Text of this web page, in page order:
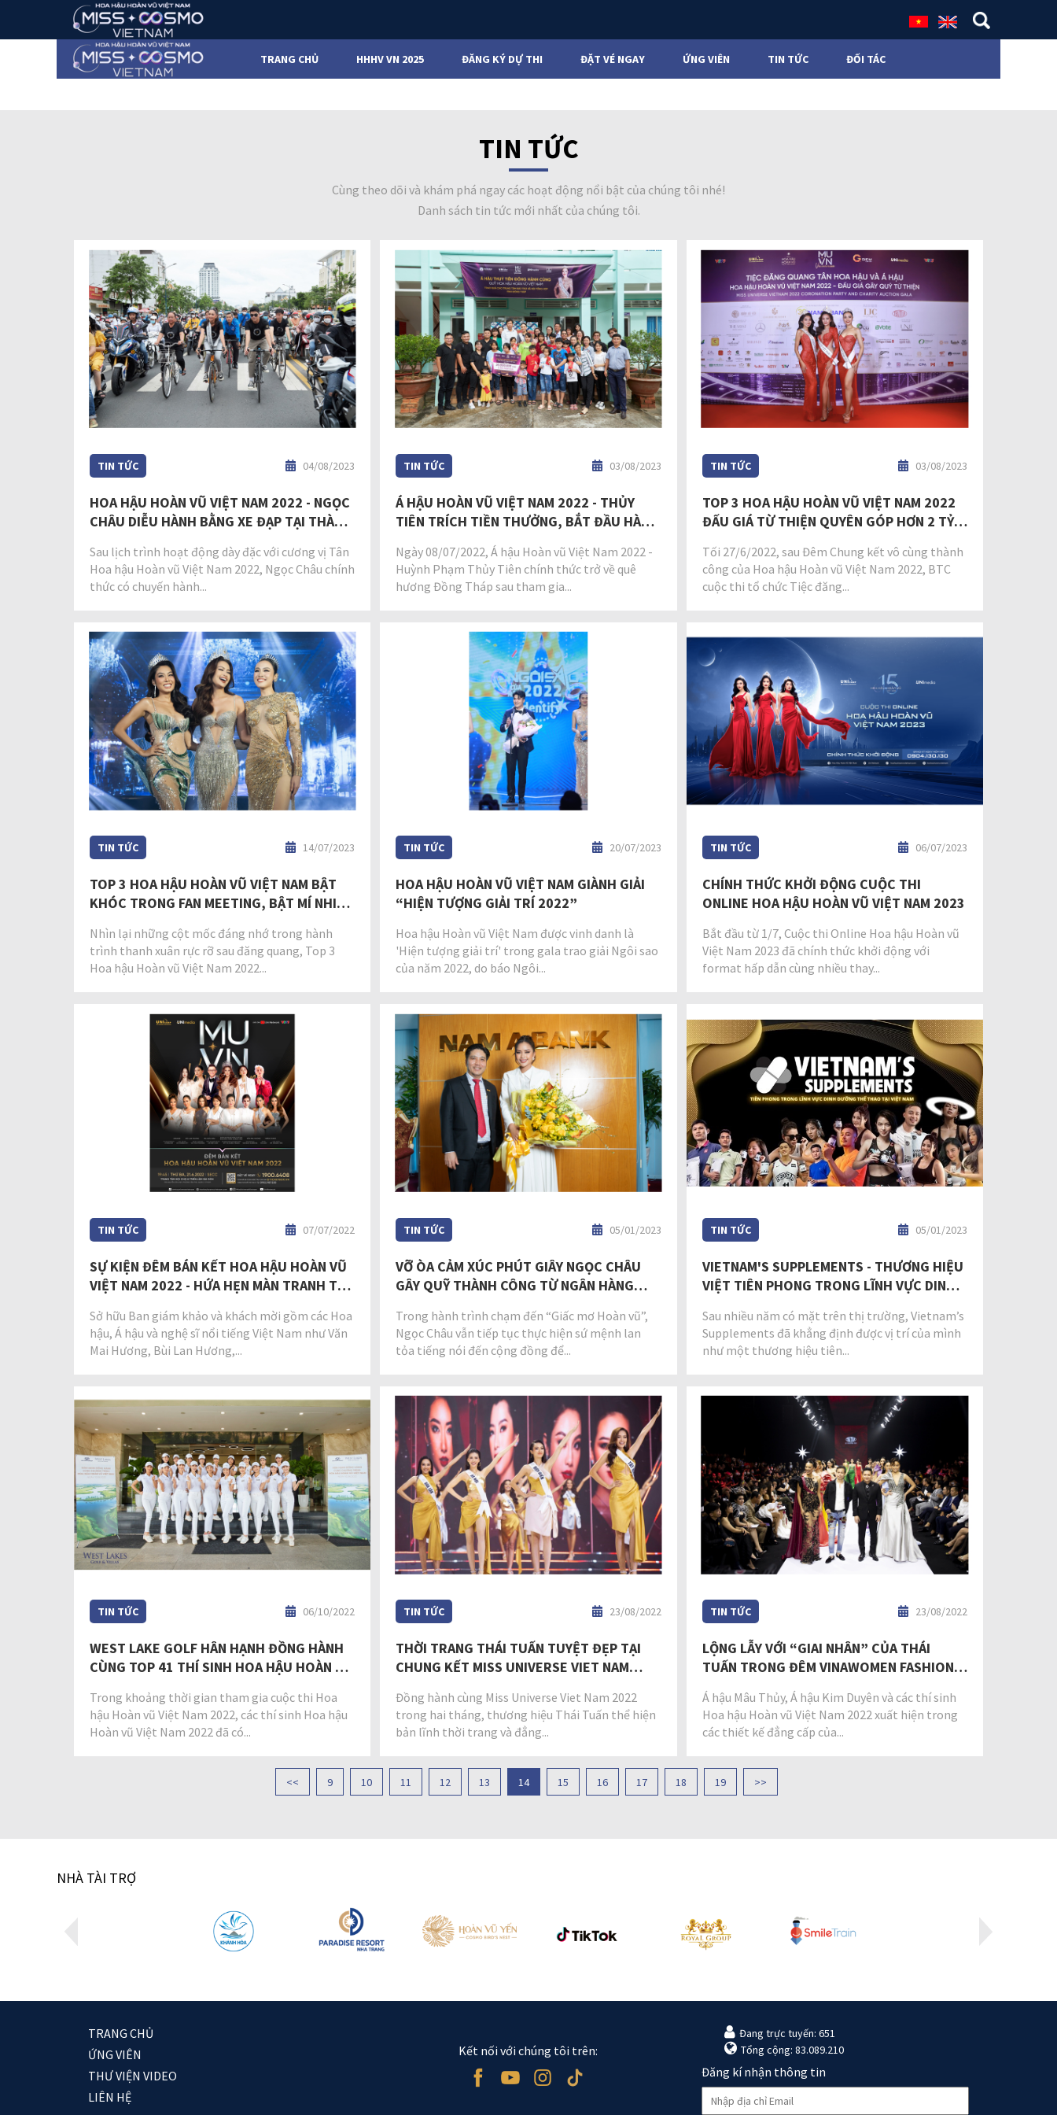
TRANG CHỦ HHHV VN 2025 ĐĂNG KÝ DỰ THI ĐẶT VÉ NGAY ỨNG VIÊN TIN TỨC ĐỐI TÁC
TIN TỨC
Cùng theo dõi và khám phá ngay các hoạt động nổi bật của chúng tôi nhé!
Danh sách tin tức mới nhất của chúng tôi.
TIN TỨC 04/08/2023
HOA HẬU HOÀN VŨ VIỆT NAM 2022 - NGỌC
CHÂU DIỄU HÀNH BẰNG XE ĐẠP TẠI THÀNH
BẢO VỆ MÔI TRƯỜNG
Sau lịch trình hoạt động dày đặc với cương vị Tân
Hoa hậu Hoàn vũ Việt Nam 2022, Ngọc Châu chính
thức có chuyến hành...
TIN TỨC 03/08/2023
Á HẬU HOÀN VŨ VIỆT NAM 2022 - THỦY
TIÊN TRÍCH TIỀN THƯỞNG, BẮT ĐẦU HÀNH
ĐỒNG THÁP
Ngày 08/07/2022, Á hậu Hoàn vũ Việt Nam 2022 -
Huỳnh Phạm Thủy Tiên chính thức trở về quê
hương Đồng Tháp sau tham gia...
TIN TỨC 03/08/2023
TOP 3 HOA HẬU HOÀN VŨ VIỆT NAM 2022
ĐẤU GIÁ TỪ THIỆN QUYÊN GÓP HƠN 2 TỶ
​Tối 27/6/2022, sau Đêm Chung kết vô cùng thành
công của Hoa hậu Hoàn vũ Việt Nam 2022, BTC
cuộc thi tổ chức Tiệc đăng...
TIN TỨC 14/07/2023
TOP 3 HOA HẬU HOÀN VŨ VIỆT NAM BẬT
KHÓC TRONG FAN MEETING, BẬT MÍ NHIỀU
Nhìn lại những cột mốc đáng nhớ trong hành
trình thanh xuân rực rỡ sau đăng quang, Top 3
Hoa hậu Hoàn vũ Việt Nam 2022...
TIN TỨC 20/07/2023
HOA HẬU HOÀN VŨ VIỆT NAM GIÀNH GIẢI
“HIỆN TƯỢNG GIẢI TRÍ 2022”
Hoa hậu Hoàn vũ Việt Nam được vinh danh là
'Hiện tượng giải trí' trong gala trao giải Ngôi sao
của năm 2022, do báo Ngôi...
TIN TỨC 06/07/2023
CHÍNH THỨC KHỞI ĐỘNG CUỘC THI
ONLINE HOA HẬU HOÀN VŨ VIỆT NAM 2023
Bắt đầu từ 1/7, Cuộc thi Online Hoa hậu Hoàn vũ
Việt Nam 2023 đã chính thức khởi động với
format hấp dẫn cùng nhiều thay...
TIN TỨC 07/07/2022
SỰ KIỆN ĐÊM BÁN KẾT HOA HẬU HOÀN VŨ
VIỆT NAM 2022 - HỨA HẸN MÀN TRANH TÀI
Sở hữu Ban giám khảo và khách mời gồm các Hoa
hậu, Á hậu và nghệ sĩ nổi tiếng Việt Nam như Văn
Mai Hương, Bùi Lan Hương,...
TIN TỨC 05/01/2023
VỠ ÒA CẢM XÚC PHÚT GIÂY NGỌC CHÂU
GÂY QUỸ THÀNH CÔNG TỪ NGÂN HÀNG
TRẺ EM DỊ TẬT BẨM SINH
Trong hành trình chạm đến “Giấc mơ Hoàn vũ”,
Ngọc Châu vẫn tiếp tục thực hiện sứ mệnh lan
tỏa tiếng nói đến cộng đồng để...
TIN TỨC 05/01/2023
VIETNAM'S SUPPLEMENTS - THƯƠNG HIỆU
VIỆT TIÊN PHONG TRONG LĨNH VỰC DINH
Sau nhiều năm có mặt trên thị trường, Vietnam’s
Supplements đã khẳng định được vị trí của mình
như một thương hiệu tiên...
TIN TỨC 06/10/2022
WEST LAKE GOLF HÂN HẠNH ĐỒNG HÀNH
CÙNG TOP 41 THÍ SINH HOA HẬU HOÀN VŨ
Trong khoảng thời gian tham gia cuộc thi Hoa
hậu Hoàn vũ Việt Nam 2022, các thí sinh Hoa hậu
Hoàn vũ Việt Nam 2022 đã có...
TIN TỨC 23/08/2022
THỜI TRANG THÁI TUẤN TUYỆT ĐẸP TẠI
CHUNG KẾT MISS UNIVERSE VIET NAM
Đồng hành cùng Miss Universe Viet Nam 2022
trong hai tháng, thương hiệu Thái Tuấn thể hiện
bản lĩnh thời trang và đẳng...
TIN TỨC 23/08/2022
LỘNG LẪY VỚI “GIAI NHÂN” CỦA THÁI
TUẤN TRONG ĐÊM VINAWOMEN FASHION
Á hậu Mâu Thủy, Á hậu Kim Duyên và các thí sinh
Hoa hậu Hoàn vũ Việt Nam 2022 xuất hiện trong
các thiết kế đẳng cấp của...
<< 9 10 11 12 13 14 15 16 17 18 19 >>
NHÀ TÀI TRỢ
TRANG CHỦ
ỨNG VIÊN
THƯ VIỆN VIDEO
LIÊN HỆ
Kết nối với chúng tôi trên:
Đang trực tuyến: 651
Tổng cộng: 83.089.210
Đăng kí nhận thông tin